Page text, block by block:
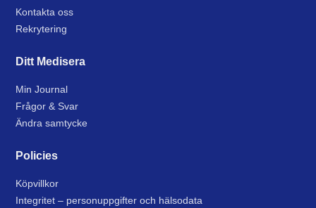
Kontakta oss
Rekrytering
Ditt Medisera
Min Journal
Frågor & Svar
Ändra samtycke
Policies
Köpvillkor
Integritet – personuppgifter och hälsodata